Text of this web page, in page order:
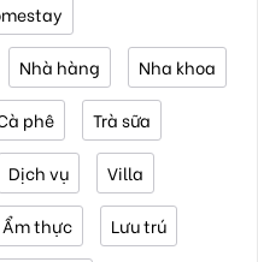
Nhà hàng Nha khoa
phê Trà sữa
Dịch vụ Villa
Ẩm thực Lưu trú